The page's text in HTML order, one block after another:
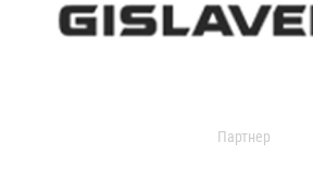
Партнер